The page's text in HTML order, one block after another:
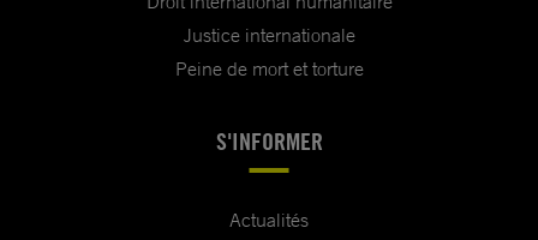
Justice internationale
Peine de mort et torture
S'INFORMER
Actualités